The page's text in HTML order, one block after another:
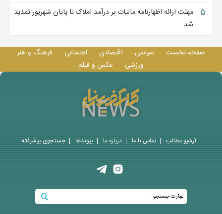
۵
مهلت ارائه اظهارنامه مالیات بر درآمد املاک تا پایان شهریور تمدید
شد
صفحه نخست سیاسی اقتصادی اجتماعی
فرهنگ و هنر
ورزشی
عکس و فيلم
آرشیو مطالب تماس با ما درباره ما پيوندها جستجوی پيشرفته